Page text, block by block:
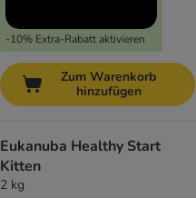
-10% Extra-Rabatt aktivieren
Zum Warenkorb
hinzufügen
Eukanuba Healthy Start
Kitten
2 kg